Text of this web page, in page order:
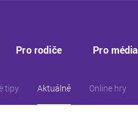
Pro rodiče Pro média
tipy Aktuálně Online hry